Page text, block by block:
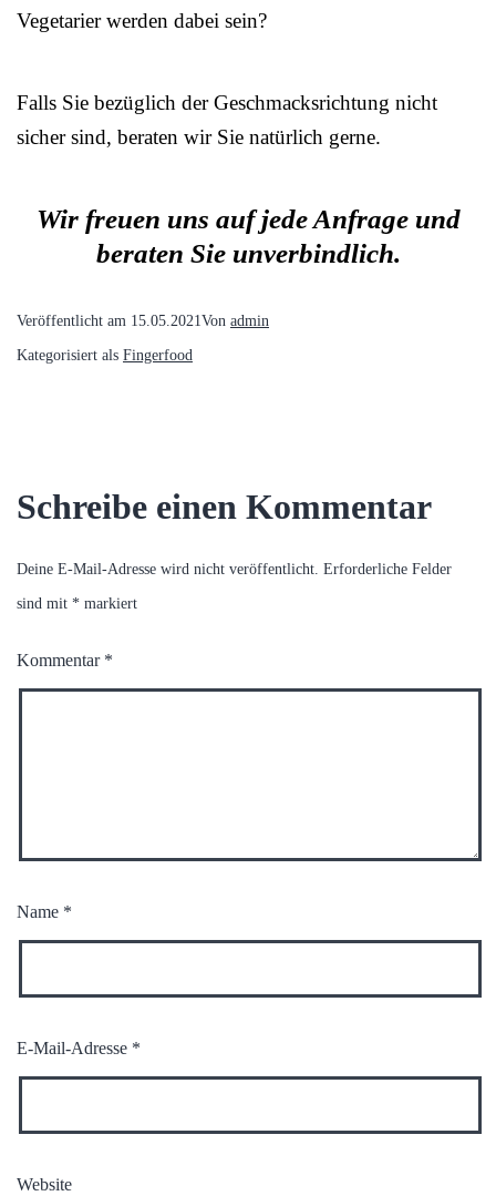
Vegetarier werden dabei sein?
Falls Sie bezüglich der Geschmacksrichtung nicht
sicher sind, beraten wir Sie natürlich gerne.
Wir freuen uns auf jede Anfrage und
beraten Sie unverbindlich.
Veröffentlicht am 15.05.2021Von admin
Kategorisiert als Fingerfood
Schreibe einen Kommentar
Deine E-Mail-Adresse wird nicht veröffentlicht. Erforderliche Felder
sind mit * markiert
Kommentar *
Name *
E-Mail-Adresse *
Website